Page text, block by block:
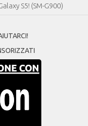
S5! (SM-G900)